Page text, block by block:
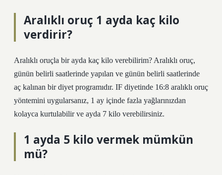
Aralıklı oruç 1 ayda kaç kilo
verdirir?
Aralıklı oruçla bir ayda kaç kilo verebilirim? Aralıklı oruç,
günün belirli saatlerinde yapılan ve günün belirli saatlerinde
aç kalınan bir diyet programıdır. IF diyetinde 16:8 aralıklı oruç
yöntemini uygularsanız, 1 ay içinde fazla yağlarınızdan
kolayca kurtulabilir ve ayda 7 kilo verebilirsiniz.
1 ayda 5 kilo vermek mümkün
mü?